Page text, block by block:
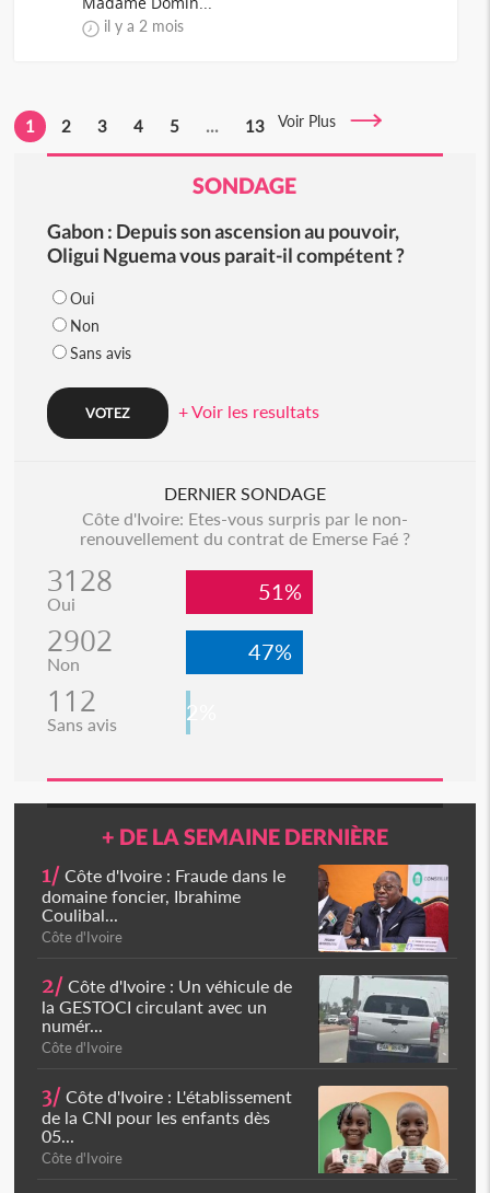
il y a 2 mois
1 2 3 4 5 ... 13 Voir Plus
SONDAGE
Gabon : Depuis son ascension au pouvoir,
Oligui Nguema vous parait-il compétent ?
Oui
Non
Sans avis
+ Voir les resultats
DERNIER SONDAGE
Côte d'Ivoire: Etes-vous surpris par le non-
renouvellement du contrat de Emerse Faé ?
3128
Oui 51%
2902
Non 47%
112
Sans avis 2%
+ DE LA SEMAINE DERNIÈRE
1/ Côte d'Ivoire : Fraude dans le
domaine foncier, Ibrahime
Coulibal...
Côte d'Ivoire
2/ Côte d'Ivoire : Un véhicule de
la GESTOCI circulant avec un
numér...
Côte d'Ivoire
3/ Côte d'Ivoire : L'établissement
de la CNI pour les enfants dès
05...
Côte d'Ivoire